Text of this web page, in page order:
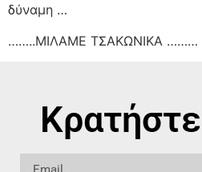
δύναμη …
……..ΜΙΛΑΜΕ ΤΣΑΚΩΝΙΚΑ ………